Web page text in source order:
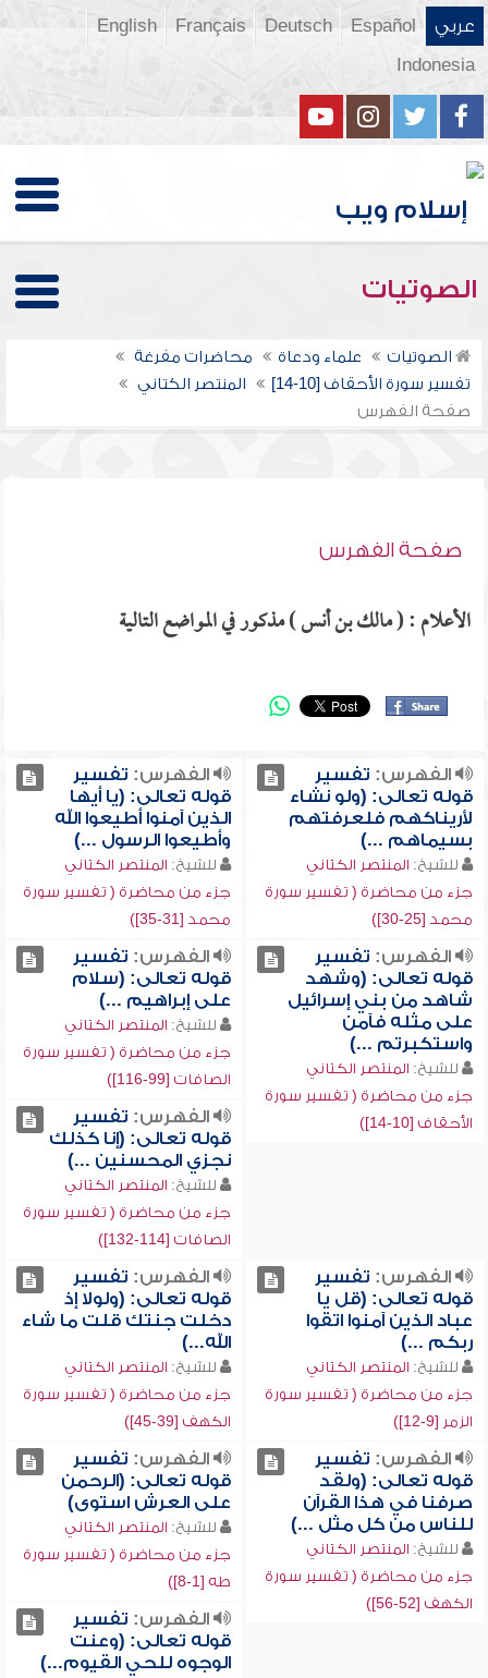
عربي Español
Deutsch
Français
English
Indonesia
الصوتيات
الصوتيات علماء ودعاة
محاضرات مفرغة
تفسير سورة الأحقاف [10-14]
المنتصر الكتاني
صفحة الفهرس
صفحة الفهرس
الأعلام : ( مالك بن أنس ) مذكور في المواضع التالية
الفهرس: تفسير
قوله تعالى: (ولو نشاء
لأريناكهم فلعرفتهم
بسيماهم ...)
للشيخ: المنتصر الكتاني
جزء من محاضرة ( تفسير سورة
محمد [25-30])
الفهرس: تفسير
قوله تعالى: (يا أيها
الذين آمنوا أطيعوا الله
وأطيعوا الرسول ...)
للشيخ: المنتصر الكتاني
جزء من محاضرة ( تفسير سورة
محمد [31-35])
الفهرس: تفسير
قوله تعالى: (وشهد
شاهد من بني إسرائيل
على مثله فآمن
واستكبرتم ...)
للشيخ: المنتصر الكتاني
جزء من محاضرة ( تفسير سورة
الأحقاف [10-14])
الفهرس: تفسير
قوله تعالى: (سلام
على إبراهيم ...)
للشيخ: المنتصر الكتاني
جزء من محاضرة ( تفسير سورة
الصافات [99-116])
الفهرس: تفسير
قوله تعالى: (إنا كذلك
نجزي المحسنين ...)
للشيخ: المنتصر الكتاني
جزء من محاضرة ( تفسير سورة
الصافات [114-132])
الفهرس: تفسير
قوله تعالى: (قل يا
عباد الذين آمنوا اتقوا
ربكم ...)
للشيخ: المنتصر الكتاني
جزء من محاضرة ( تفسير سورة
الزمر [9-12])
الفهرس: تفسير
قوله تعالى: (ولولا إذ
دخلت جنتك قلت ما شاء
الله...)
للشيخ: المنتصر الكتاني
جزء من محاضرة ( تفسير سورة
الكهف [39-45])
الفهرس: تفسير
قوله تعالى: (ولقد
صرفنا في هذا القرآن
للناس من كل مثل ...)
للشيخ: المنتصر الكتاني
جزء من محاضرة ( تفسير سورة
الكهف [52-56])
الفهرس: تفسير
قوله تعالى: (الرحمن
على العرش استوى)
للشيخ: المنتصر الكتاني
جزء من محاضرة ( تفسير سورة
طه [1-8])
الفهرس: تفسير
قوله تعالى: (وعنت
الوجوه للحي القيوم...)